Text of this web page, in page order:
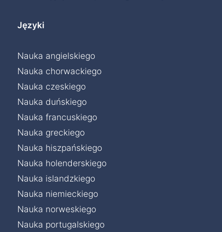
Języki
Nauka angielskiego
Nauka chorwackiego
Nauka czeskiego
Nauka duńskiego
Nauka francuskiego
Nauka greckiego
Nauka hiszpańskiego
Nauka holenderskiego
Nauka islandzkiego
Nauka niemieckiego
Nauka norweskiego
Nauka portugalskiego